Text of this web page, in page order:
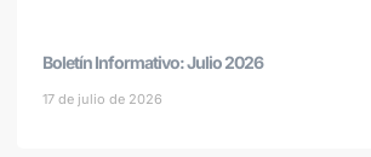
Boletín Informativo: Julio 2026
17 de julio de 2026